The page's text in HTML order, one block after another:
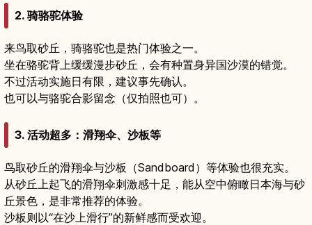
2. 骑骆驼体验
来鸟取砂丘，骑骆驼也是热门体验之一。
坐在骆驼背上缓缓漫步砂丘，会有种置身异国沙漠的错觉。
不过活动实施日有限，建议事先确认。
也可以与骆驼合影留念（仅拍照也可）。
3. 活动超多：滑翔伞、沙板等
鸟取砂丘的滑翔伞与沙板（Sandboard）等体验也很充实。
从砂丘上起飞的滑翔伞刺激感十足，能从空中俯瞰日本海与砂
丘景色，是非常推荐的体验。
沙板则以“在沙上滑行”的新鲜感而受欢迎。